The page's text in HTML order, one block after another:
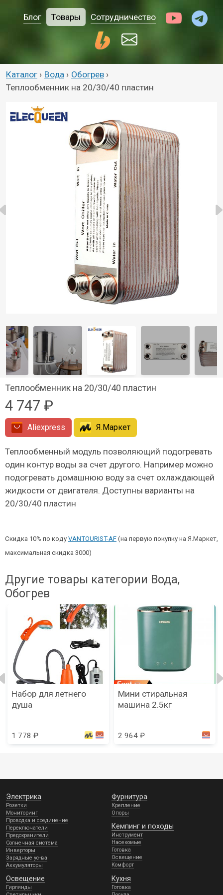
Блог Товары Сотрудничество
Каталог › Вода › Обогрев ›
Теплообменник на 20/30/40 пластин
Теплообменник на 20/30/40 пластин
4 747 ₽
Aliexpress Я.Маркет
Теплообменный модуль позволяющий подогревать
один контур воды за счет другого. Например можно
подогревать домашнюю воду за счет охлаждающей
жидкости от двигателя. Доступны варианты на
20/30/40 пластин
Скидка 10% по коду VANTOURIST-AF (на первую покупку на Я.Маркет,
максимальная скидка 3000)
Другие товары категории Вода,
Обогрев
Набор для летнего
душа
1 778 ₽
Мини стиральная
машина 2.5кг
2 964 ₽
Электрика
Розетки
Мониторинг
Проводка и соединение
Переключатели
Предохранители
Солнечная система
Инверторы
Зарядные ус-ва
Аккумуляторы
Фурнитура
Крепление
Опоры
Кемпинг и походы
Инструмент
Насекомые
Готовка
Освещение
Комфорт
Освещение
Гирлянды
Кухня
Готовка